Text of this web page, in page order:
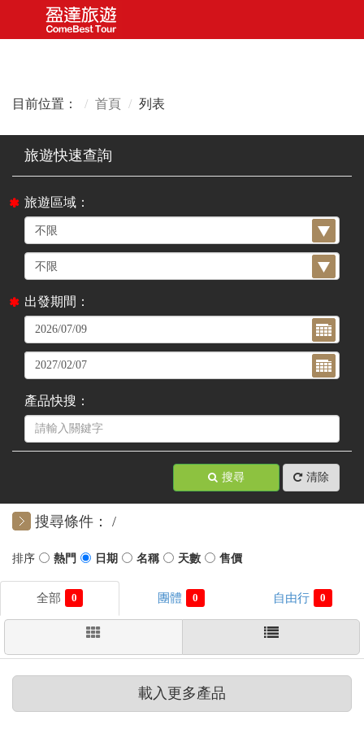
目前位置： 首頁 列表
旅遊區域：
出發期間：
產品快搜：
搜尋 清除
搜尋條件：
0 0 0
載入更多產品